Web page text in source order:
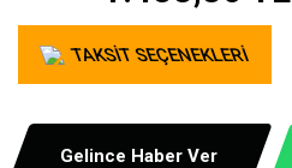
TAKSİT SEÇENEKLERİ
Gelince Haber Ver